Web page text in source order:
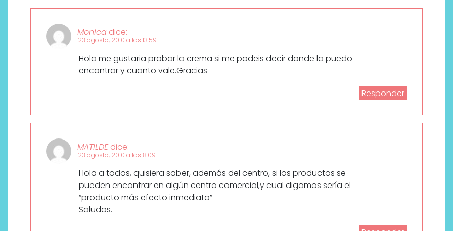
Monica dice:
23 agosto, 2010 a las 13:59
Hola me gustaria probar la crema si me podeis decir donde la puedo
encontrar y cuanto vale.Gracias
Responder
MATILDE dice:
23 agosto, 2010 a las 8:09
Hola a todos, quisiera saber, además del centro, si los productos se
pueden encontrar en algún centro comercial,y cual digamos sería el
“producto más efecto inmediato”
Saludos.